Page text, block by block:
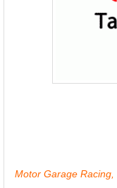
Motor Garage